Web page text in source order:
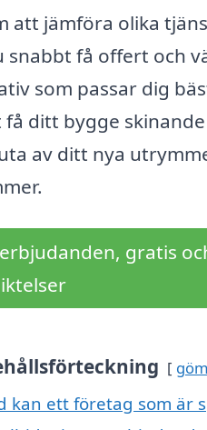
att jämföra olika
snabbt få offert och
som passar dig
få ditt bygge
av ditt nya
erbjudanden, gratis
kan ett företag som är